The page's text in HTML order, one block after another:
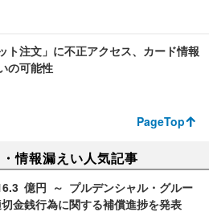
ト注文」に不正アクセス、カード情報
の可能性
PageTop
情報漏えい人気記事
億円 ～ プルデンシャル・グルー
金銭行為に関する補償進捗を発表